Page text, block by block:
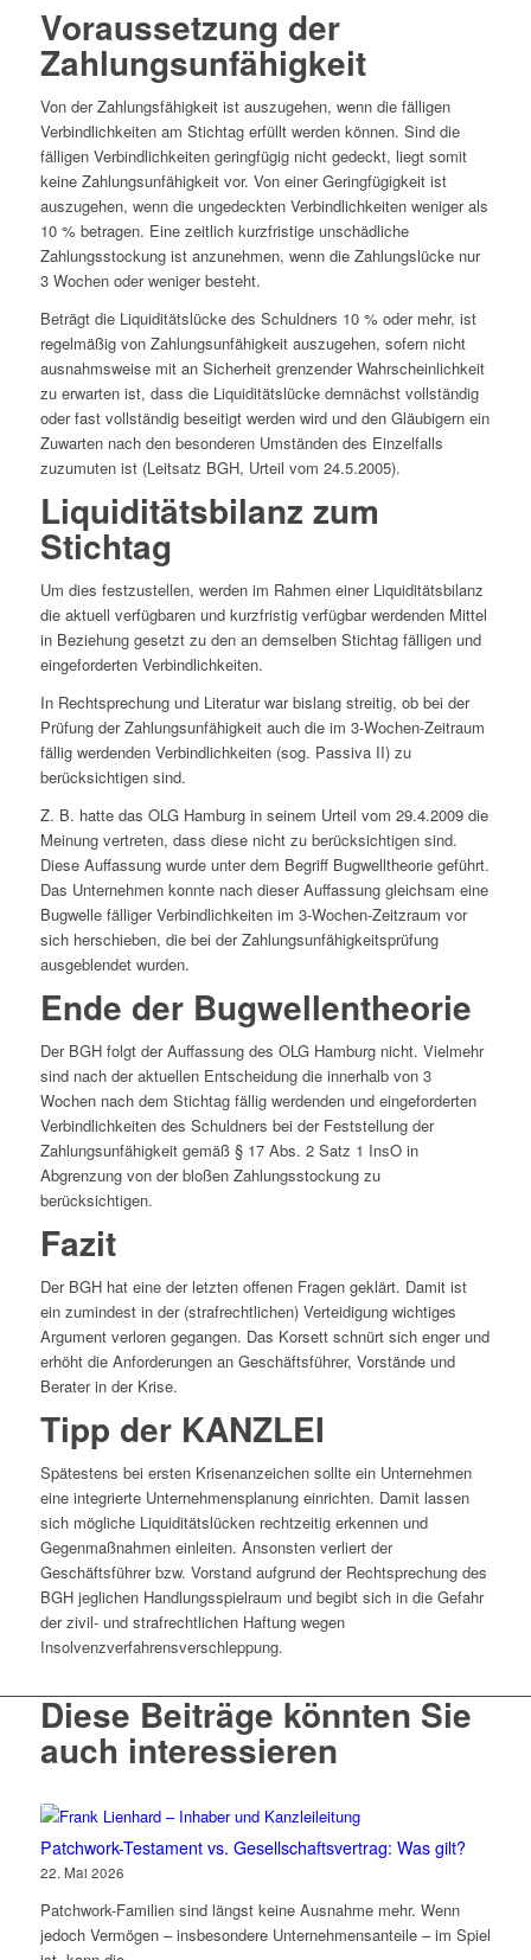
Voraussetzung der
Zahlungsunfähigkeit
Von der Zahlungsfähigkeit ist auszugehen, wenn die fälligen
Verbindlichkeiten am Stichtag erfüllt werden können. Sind die
fälligen Verbindlichkeiten geringfügig nicht gedeckt, liegt somit
keine Zahlungsunfähigkeit vor. Von einer Geringfügigkeit ist
auszugehen, wenn die ungedeckten Verbindlichkeiten weniger als
10 % betragen. Eine zeitlich kurzfristige unschädliche
Zahlungsstockung ist anzunehmen, wenn die Zahlungslücke nur
3 Wochen oder weniger besteht.
Beträgt die Liquiditätslücke des Schuldners 10 % oder mehr, ist
regelmäßig von Zahlungsunfähigkeit auszugehen, sofern nicht
ausnahmsweise mit an Sicherheit grenzender Wahrscheinlichkeit
zu erwarten ist, dass die Liquiditätslücke demnächst vollständig
oder fast vollständig beseitigt werden wird und den Gläubigern ein
Zuwarten nach den besonderen Umständen des Einzelfalls
zuzumuten ist (Leitsatz BGH, Urteil vom 24.5.2005).
Liquiditätsbilanz zum
Stichtag
Um dies festzustellen, werden im Rahmen einer Liquiditätsbilanz
die aktuell verfügbaren und kurzfristig verfügbar werdenden Mittel
in Beziehung gesetzt zu den an demselben Stichtag fälligen und
eingeforderten Verbindlichkeiten.
In Rechtsprechung und Literatur war bislang streitig, ob bei der
Prüfung der Zahlungsunfähigkeit auch die im 3-Wochen-Zeitraum
fällig werdenden Verbindlichkeiten (sog. Passiva II) zu
berücksichtigen sind.
Z. B. hatte das OLG Hamburg in seinem Urteil vom 29.4.2009 die
Meinung vertreten, dass diese nicht zu berücksichtigen sind.
Diese Auffassung wurde unter dem Begriff Bugwelltheorie geführt.
Das Unternehmen konnte nach dieser Auffassung gleichsam eine
Bugwelle fälliger Verbindlichkeiten im 3-Wochen-Zeitzraum vor
sich herschieben, die bei der Zahlungsunfähigkeitsprüfung
ausgeblendet wurden.
Ende der Bugwellentheorie
Der BGH folgt der Auffassung des OLG Hamburg nicht. Vielmehr
sind nach der aktuellen Entscheidung die innerhalb von 3
Wochen nach dem Stichtag fällig werdenden und eingeforderten
Verbindlichkeiten des Schuldners bei der Feststellung der
Zahlungsunfähigkeit gemäß § 17 Abs. 2 Satz 1 InsO in
Abgrenzung von der bloßen Zahlungsstockung zu
berücksichtigen.
Fazit
Der BGH hat eine der letzten offenen Fragen geklärt. Damit ist
ein zumindest in der (strafrechtlichen) Verteidigung wichtiges
Argument verloren gegangen. Das Korsett schnürt sich enger und
erhöht die Anforderungen an Geschäftsführer, Vorstände und
Berater in der Krise.
Tipp der KANZLEI
Spätestens bei ersten Krisenanzeichen sollte ein Unternehmen
eine integrierte Unternehmensplanung einrichten. Damit lassen
sich mögliche Liquiditätslücken rechtzeitig erkennen und
Gegenmaßnahmen einleiten. Ansonsten verliert der
Geschäftsführer bzw. Vorstand aufgrund der Rechtsprechung des
BGH jeglichen Handlungsspielraum und begibt sich in die Gefahr
der zivil- und strafrechtlichen Haftung wegen
Insolvenzverfahrensverschleppung.
Diese Beiträge könnten Sie
auch interessieren
Patchwork-Testament vs. Gesellschaftsvertrag: Was gilt?
22. Mai 2026
Patchwork-Familien sind längst keine Ausnahme mehr. Wenn
jedoch Vermögen – insbesondere Unternehmensanteile – im Spiel